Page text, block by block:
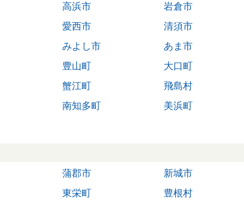
高浜市
岩倉市
愛西市
清須市
みよし市
あま市
豊山町
大口町
蟹江町
飛島村
南知多町
美浜町
蒲郡市
新城市
東栄町 豊根村